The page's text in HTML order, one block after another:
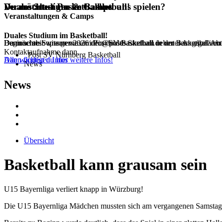
Du möchtest Basketball bei uns spielen?
Dann schreib uns gerne an info@postbasketball.de unter Angabe
Kontaktaufnahme dann.
Veranstaltungen & Camps
Du möchtest wissen was im Post SV Basketball neben dem
Dann findest du hier weitere Infos!
Duales Studium im Basketball!
Beginne ab Septemer 2026 dein duales Studium in der Basketball
Alle wichtigen Infos
Veranstaltungen & Camps
Duales Studium im Basketball!
Post SV Nürnberg Basketball
News
News
Übersicht
Basketball kann grausam sein
U15 Bayernliga verliert knapp in Würzburg!
Die U15 Bayernliga Mädchen mussten sich am vergangenen